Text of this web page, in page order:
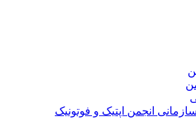
انجمن اپتیک و فوتونیک